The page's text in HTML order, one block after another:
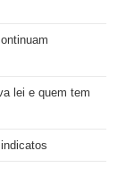
lei e quem tem